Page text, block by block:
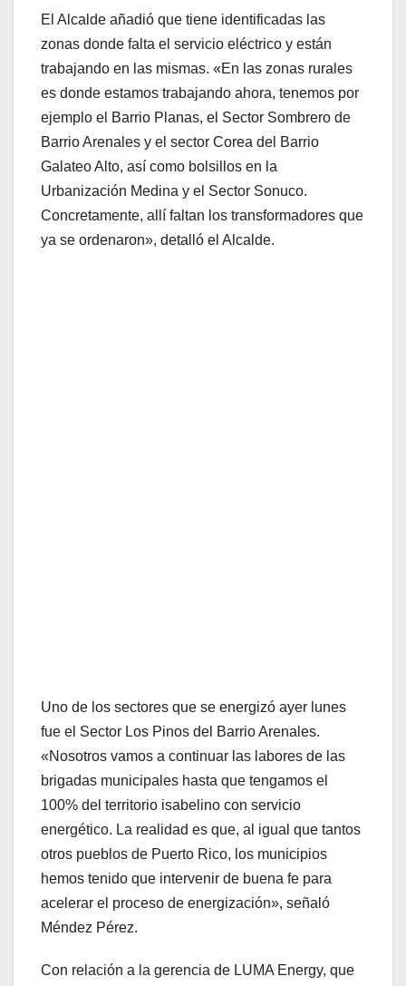
El Alcalde añadió que tiene identificadas las
zonas donde falta el servicio eléctrico y están
trabajando en las mismas. «En las zonas rurales
es donde estamos trabajando ahora, tenemos por
ejemplo el Barrio Planas, el Sector Sombrero de
Barrio Arenales y el sector Corea del Barrio
Galateo Alto, así como bolsillos en la
Urbanización Medina y el Sector Sonuco.
Concretamente, allí faltan los transformadores que
ya se ordenaron», detalló el Alcalde.
Uno de los sectores que se energizó ayer lunes
fue el Sector Los Pinos del Barrio Arenales.
«Nosotros vamos a continuar las labores de las
brigadas municipales hasta que tengamos el
100% del territorio isabelino con servicio
energético. La realidad es que, al igual que tantos
otros pueblos de Puerto Rico, los municipios
hemos tenido que intervenir de buena fe para
acelerar el proceso de energización», señaló
Méndez Pérez.
Con relación a la gerencia de LUMA Energy, que